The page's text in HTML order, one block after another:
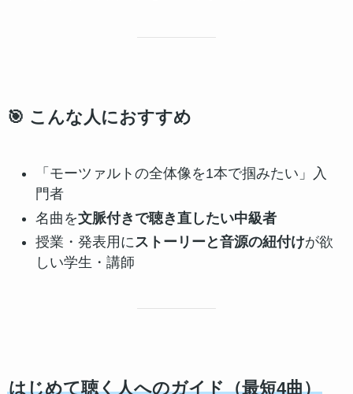
🎯 こんな人におすすめ
「モーツァルトの全体像を1本で掴みたい」入
門者
名曲を文脈付きで聴き直したい中級者
授業・発表用にストーリーと音源の紐付けが欲
しい学生・講師
はじめて聴く人へのガイド（最短4曲）